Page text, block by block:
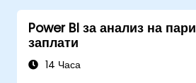
Power BI за анализ на
заплати
14 Часа